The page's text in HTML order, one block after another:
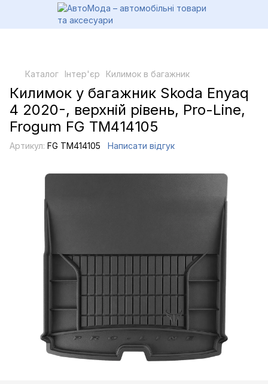
Каталог Інтер'єр Килимок в багажник
Килимок у багажник Skoda Enyaq
4 2020-, верхній рівень, Pro-Line,
Frogum FG TM414105
Артикул: FG TM414105 Написати відгук